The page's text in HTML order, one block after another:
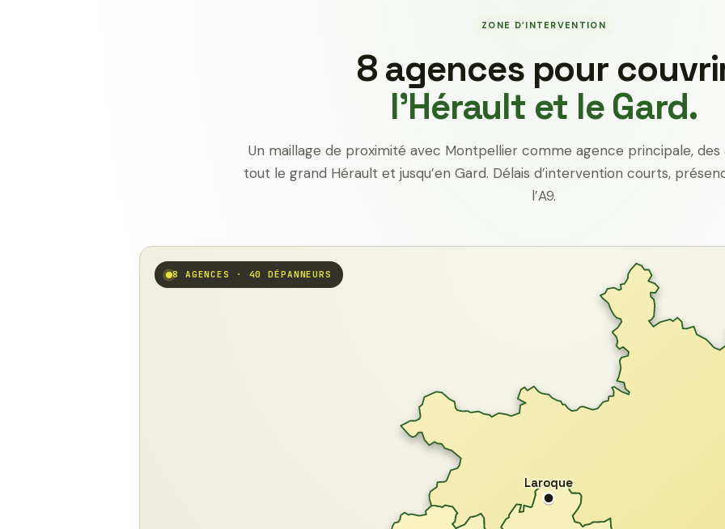
ZONE D’INTERVENTION
8 agences pour
l’Hérault et le Gard.
Un maillage de proximité avec Montpellier comme agence principale, des
tout le grand Hérault et jusqu’en Gard. Délais d’intervention courts,
l’A9.
Laroque
8 AGENCES · 40 DÉPANNEURS